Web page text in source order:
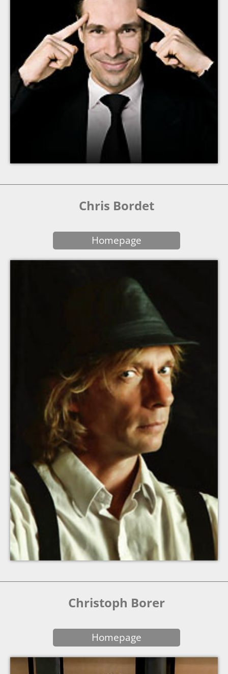
Chris Bordet
Homepage
Christoph Borer
Homepage